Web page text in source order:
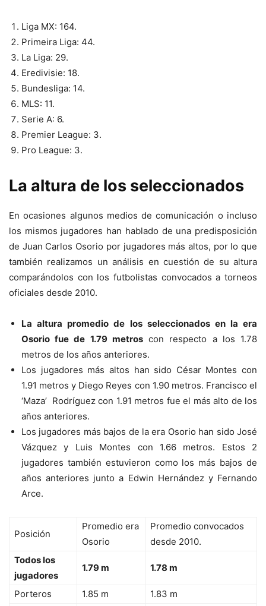
Liga MX: 164.
Primeira Liga: 44.
La Liga: 29.
Eredivisie: 18.
Bundesliga: 14.
MLS: 11.
Serie A: 6.
Premier League: 3.
Pro League: 3.
La altura de los seleccionados
En ocasiones algunos medios de comunicación o incluso
los mismos jugadores han hablado de una predisposición
de Juan Carlos Osorio por jugadores más altos, por lo que
también realizamos un análisis en cuestión de su altura
comparándolos con los futbolistas convocados a torneos
oficiales desde 2010.
La altura promedio de los seleccionados en la era
Osorio fue de 1.79 metroscon respecto a los 1.78
metros de los años anteriores.
Los jugadores más altos han sido César Montes con
1.91 metros y Diego Reyes con 1.90 metros. Francisco el
‘Maza’ Rodríguez con 1.91 metros fue el más alto de los
años anteriores.
Los jugadores más bajos de la era Osorio han sido José
Vázquez y Luis Montes con 1.66 metros. Estos 2
jugadores también estuvieron como los más bajos de
años anteriores junto a Edwin Hernández y Fernando
Arce.
Posición
Promedio era
Osorio
Promedio convocados
desde 2010.
Todos los
jugadores
1.79 m 1.78 m
Porteros 1.85 m
1.83 m